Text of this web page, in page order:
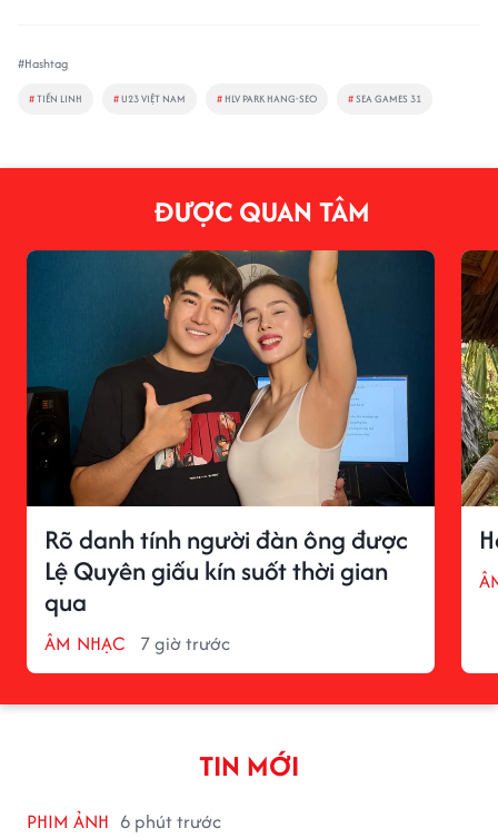
#Hashtag
#TIẾN LINH #U23 VIỆT NAM # HLV PARK HANG-SEO #SEA GAMES 31
ĐƯỢC QUAN TÂM
Rõ danh tính người đàn ông được
Lệ Quyên giấu kín suốt thời gian
qua
ÂM NHẠC 7 giờ trước
TIN MỚI
PHIM ẢNH 6 phút trước